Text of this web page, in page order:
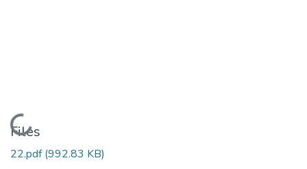
Loading...
Files
22.pdf(992.83 KB)